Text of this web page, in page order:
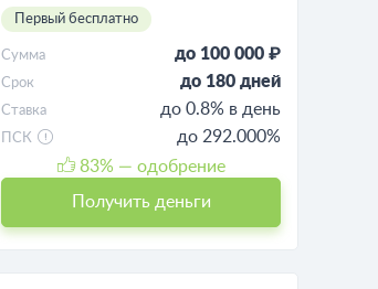
Первый бесплатно
Сумма до 100 000 ₽
Срок до 180 дней
Ставка до 0.8% в день
ПСК
до 292.000%
83% — одобрение
Получить деньги